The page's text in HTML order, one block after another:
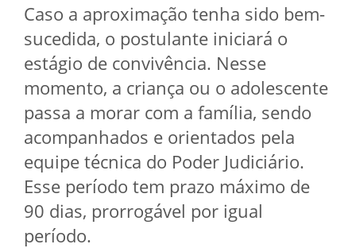
Caso a aproximação tenha sido bem-
sucedida, o postulante iniciará o
estágio de convivência. Nesse
momento, a criança ou o adolescente
passa a morar com a família, sendo
acompanhados e orientados pela
equipe técnica do Poder Judiciário.
Esse período tem prazo máximo de
90 dias, prorrogável por igual
período.